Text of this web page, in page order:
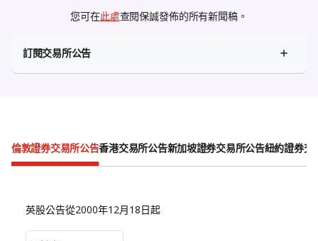
您可在此處查閱保誠發佈的所有新聞稿。
訂閱交易所公告
倫敦證券交易所公告香港交易所公告新加坡證券交易所公告紐約證券交